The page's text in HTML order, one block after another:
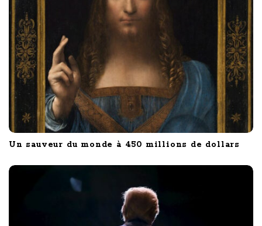
Un sauveur du monde à 450 millions de dollars